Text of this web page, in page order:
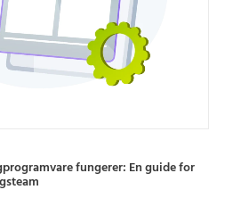
fungerer: En guide for